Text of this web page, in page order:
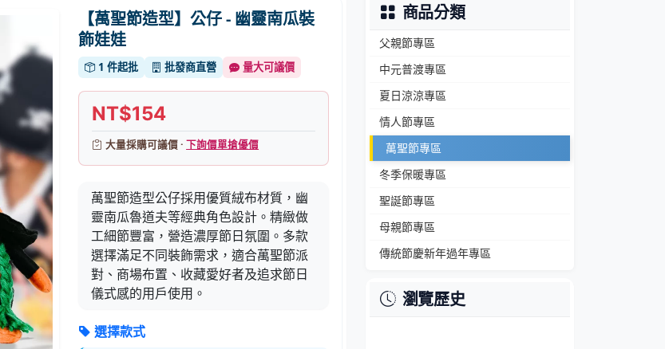
【萬聖節造型】公仔 - 幽靈南瓜裝
飾娃娃
1 件起批 批發商直營 量大可議價
NT$154
大量採購可議價 ·下詢價單搶優價
萬聖節造型公仔採用優質絨布材質，幽
靈南瓜魯道夫等經典角色設計。精緻做
工細節豐富，營造濃厚節日氛圍。多款
選擇滿足不同裝飾需求，適合萬聖節派
對、商場布置、收藏愛好者及追求節日
儀式感的用戶使用。
選擇款式
商品分類
父親節專區
中元普渡專區
夏日涼涼專區
情人節專區
萬聖節專區
冬季保暖專區
聖誕節專區
母親節專區
傳統節慶新年過年專區
瀏覽歷史